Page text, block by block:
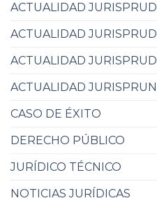
ACTUALIDAD
ACTUALIDAD
ACTUALIDAD
ACTUALIDAD
CASO DE ÉXITO
DERECHO PÚBLICO
JURÍDICO TÉCNICO
NOTICIAS JURÍDICAS